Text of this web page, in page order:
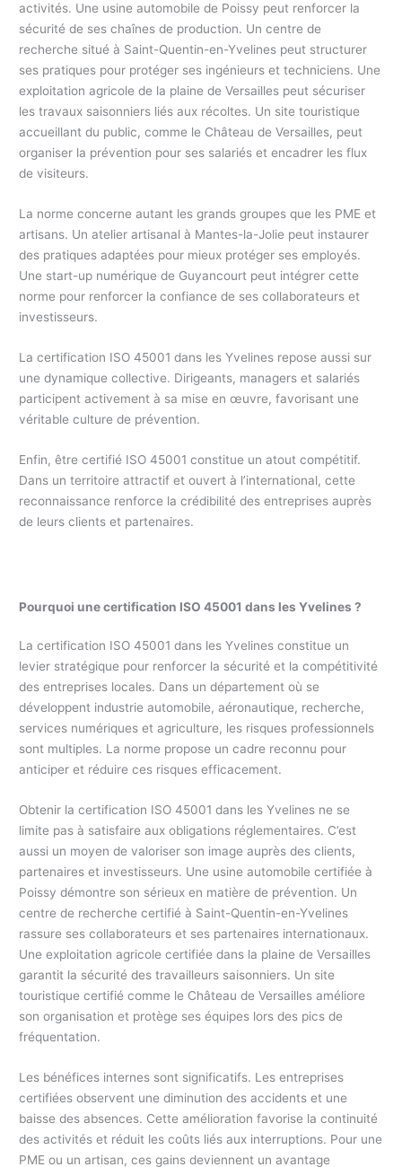
activités. Une usine automobile de Poissy peut renforcer la
sécurité de ses chaînes de production. Un centre de
recherche situé à Saint-Quentin-en-Yvelines peut structurer
ses pratiques pour protéger ses ingénieurs et techniciens. Une
exploitation agricole de la plaine de Versailles peut sécuriser
les travaux saisonniers liés aux récoltes. Un site touristique
accueillant du public, comme le Château de Versailles, peut
organiser la prévention pour ses salariés et encadrer les flux
de visiteurs.
La norme concerne autant les grands groupes que les PME et
artisans. Un atelier artisanal à Mantes-la-Jolie peut instaurer
des pratiques adaptées pour mieux protéger ses employés.
Une start-up numérique de Guyancourt peut intégrer cette
norme pour renforcer la confiance de ses collaborateurs et
investisseurs.
La certification ISO 45001 dans les Yvelines repose aussi sur
une dynamique collective. Dirigeants, managers et salariés
participent activement à sa mise en œuvre, favorisant une
véritable culture de prévention.
Enfin, être certifié ISO 45001 constitue un atout compétitif.
Dans un territoire attractif et ouvert à l’international, cette
reconnaissance renforce la crédibilité des entreprises auprès
de leurs clients et partenaires.
Pourquoi une certification ISO 45001 dans les Yvelines ?
La certification ISO 45001 dans les Yvelines constitue un
levier stratégique pour renforcer la sécurité et la compétitivité
des entreprises locales. Dans un département où se
développent industrie automobile, aéronautique, recherche,
services numériques et agriculture, les risques professionnels
sont multiples. La norme propose un cadre reconnu pour
anticiper et réduire ces risques efficacement.
Obtenir la certification ISO 45001 dans les Yvelines ne se
limite pas à satisfaire aux obligations réglementaires. C’est
aussi un moyen de valoriser son image auprès des clients,
partenaires et investisseurs. Une usine automobile certifiée à
Poissy démontre son sérieux en matière de prévention. Un
centre de recherche certifié à Saint-Quentin-en-Yvelines
rassure ses collaborateurs et ses partenaires internationaux.
Une exploitation agricole certifiée dans la plaine de Versailles
garantit la sécurité des travailleurs saisonniers. Un site
touristique certifié comme le Château de Versailles améliore
son organisation et protège ses équipes lors des pics de
fréquentation.
Les bénéfices internes sont significatifs. Les entreprises
certifiées observent une diminution des accidents et une
baisse des absences. Cette amélioration favorise la continuité
des activités et réduit les coûts liés aux interruptions. Pour une
PME ou un artisan, ces gains deviennent un avantage